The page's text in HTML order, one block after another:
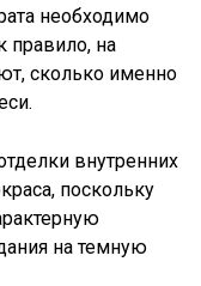
необходимо
правило, на
сколько именно
внутренних
поскольку
на темную